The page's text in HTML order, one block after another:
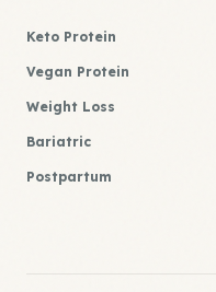
Keto Protein
Vegan Protein
Weight Loss
Bariatric
Postpartum